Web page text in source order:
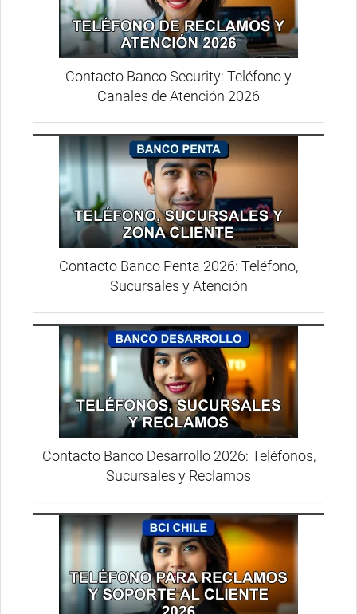
Contacto Banco Security: Teléfono y
Canales de Atención 2026
Contacto Banco Penta 2026: Teléfono,
Sucursales y Atención
Contacto Banco Desarrollo 2026: Teléfonos,
Sucursales y Reclamos